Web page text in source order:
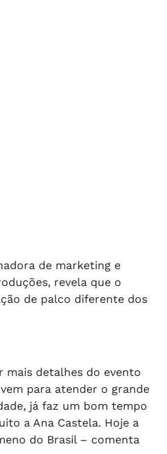
de marketing e
revela que o
de palco diferente dos
mais detalhes do evento
para atender o grande
já faz um bom tempo
a Ana Castela. Hoje a
do Brasil – comenta